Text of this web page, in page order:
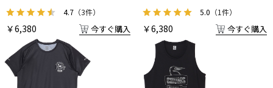
4.7 （3件）
￥6,380 今すぐ購入
5.0 （1件）
￥6,380 今すぐ購入